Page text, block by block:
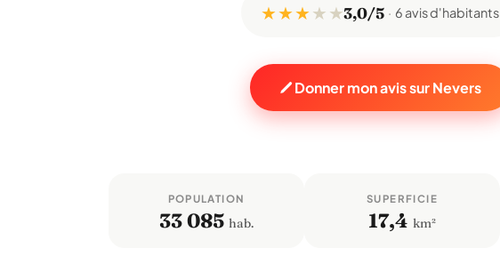
★ ★ ★★ ★3,0/5 6 avis d'habitants
Donner mon avis sur Nevers
POPULATION
33 085 hab.
SUPERFICIE
17,4 km²